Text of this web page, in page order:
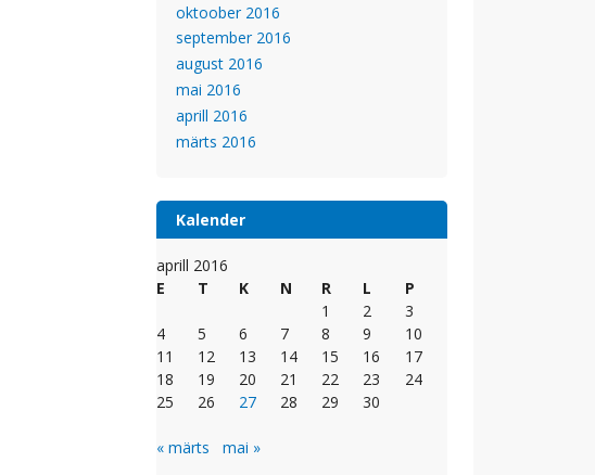
oktoober 2016
september 2016
august 2016
mai 2016
aprill 2016
märts 2016
Kalender
aprill 2016
E
T K N R L
P
1
2
3
4
5 6 7 8 9
10
11
12 13 14 15 16
17
18
19 20 21 22 23
24
25
26 27 28 29 30
« märts mai »